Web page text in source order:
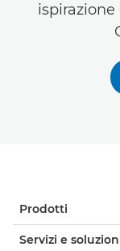
Prodotti
Servizi e